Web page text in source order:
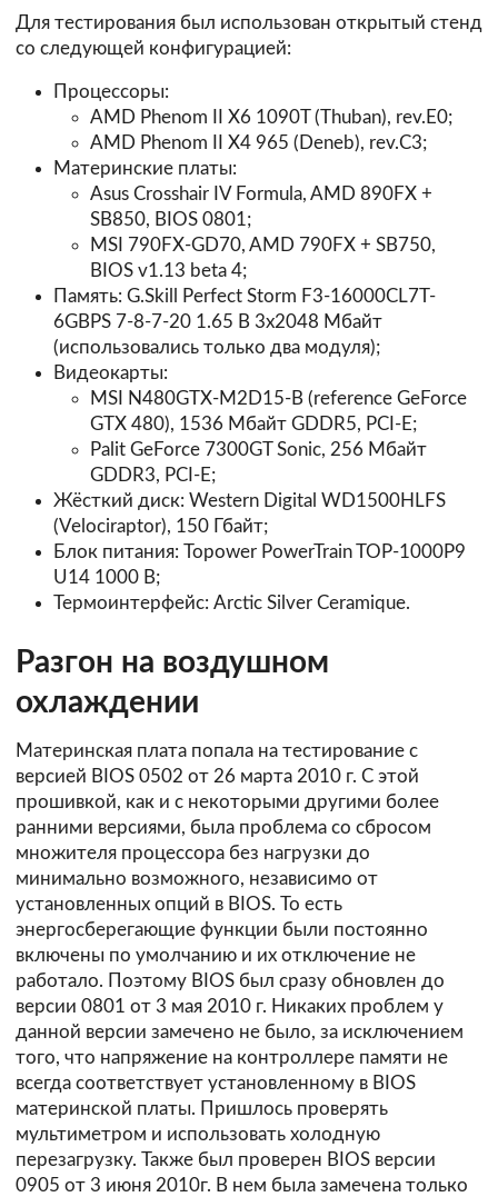
Для тестирования был использован открытый стенд
со следующей конфигурацией:
Процессоры:
AMD Phenom II X6 1090T (Thuban), rev.E0;
AMD Phenom II X4 965 (Deneb), rev.С3;
Материнские платы:
Asus Crosshair IV Formula, AMD 890FX +
SB850, BIOS 0801;
MSI 790FX-GD70, AMD 790FX + SB750,
BIOS v1.13 beta 4;
Память: G.Skill Perfect Storm F3-16000CL7T-
6GBPS 7-8-7-20 1.65 В 3x2048 Мбайт
(использовались только два модуля);
Видеокарты:
MSI N480GTX-M2D15-B (reference GeForce
GTX 480), 1536 Мбайт GDDR5, PCI-E;
Palit GeForce 7300GT Sonic, 256 Мбайт
GDDR3, PCI-E;
Жёсткий диск: Western Digital WD1500HLFS
(Velociraptor), 150 Гбайт;
Блок питания: Topower PowerTrain TOP-1000P9
U14 1000 В;
Термоинтерфейс: Arctic Silver Ceramique.
Разгон на воздушном
охлаждении
Материнская плата попала на тестирование с
версией BIOS 0502 от 26 марта 2010 г. С этой
прошивкой, как и с некоторыми другими более
ранними версиями, была проблема со сбросом
множителя процессора без нагрузки до
минимально возможного, независимо от
установленных опций в BIOS. То есть
энергосберегающие функции были постоянно
включены по умолчанию и их отключение не
работало. Поэтому BIOS был сразу обновлен до
версии 0801 от 3 мая 2010 г. Никаких проблем у
данной версии замечено не было, за исключением
того, что напряжение на контроллере памяти не
всегда соответствует установленному в BIOS
материнской платы. Пришлось проверять
мультиметром и использовать холодную
перезагрузку. Также был проверен BIOS версии
0905 от 3 июня 2010г. В нем была замечена только